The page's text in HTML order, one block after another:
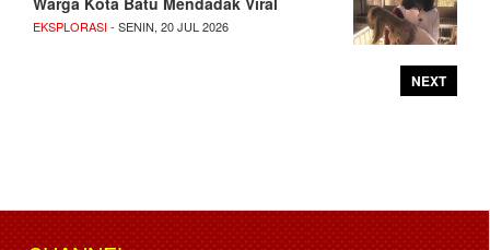
EKSPLORASI- SENIN, 20 JUL 2026
NEXT